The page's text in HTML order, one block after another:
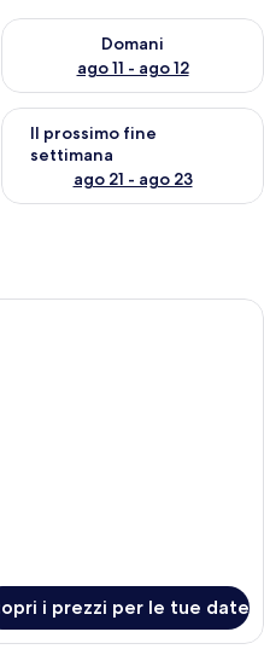
ago 10 - ago 11
Domani
ago 11 - ago 12
Verifica la disponibilità per
fine settimana, ago 14 -
Il prossimo fine
settimana
ago 21 - ago 23
Verifica la disponibilità per il
Una camera d'albergo moderna
i prezzi per le tue date